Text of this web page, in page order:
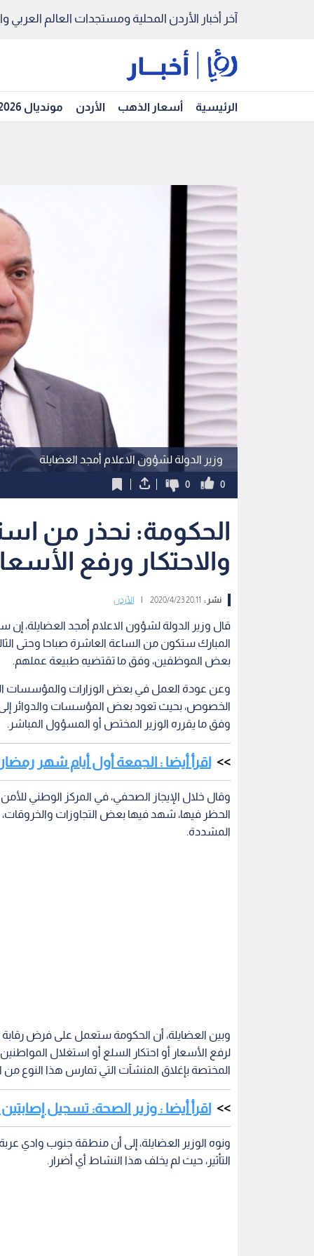
آخر أخبار الأردن المحلية ومستجدات العالم العربي
الرئيسية أسعار الذهب الأردن مونديال 2026
وزير الدولة لشؤون الاعلام أمجد العضايلة
0
0
الحكومة: نحذر من
والاحتكار ورفع
نشر : 20:11 2020/4/23 الأردن
قال وزير الدولة لشؤون الاعلام أمجد
المبارك ستكون من الساعة العاشرة صباحا وحتى
بعض الموظفين، وفق ما تقتضيه طبيعة عملهم.
وعن عودة العمل في بعض الوزارات والمؤسسات
الخصوص، بحيث تعود بعض المؤسسات والدوائر إلى
وفق ما يقرره الوزير المختص أو المسؤول المباشر.
اقرأ أيضا : الجمعة أول أيام شهر
وقال خلال الإيجاز الصحفي، في المركز الوطني للأمن
الحظر فيها، شهد فيها بعض التجاوزات
المشددة.
وبين العضايلة، أن الحكومة ستعمل على فرض
لرفع الأسعار أو احتكار السلع أو استغلال
المختصة بإغلاق المنشآت التي تمارس هذا النوع من
اقرأ أيضا : وزير الصحة: تسجيل
ونوه الوزير العضايلة، إلى أن منطقة جنوب وادي
التأثير، حيث لم يخلف هذا النشاط أي أضرار.